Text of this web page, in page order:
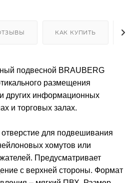
КАК КУПИТЬ
подвесной BRAUBERG
размещения
других информационных
и торговых залах.
для подвешивания
хомутов или
Предусматривает
с верхней стороны. Формат